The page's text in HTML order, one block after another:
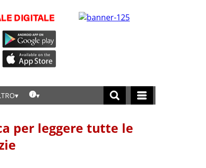
per leggere tutte le